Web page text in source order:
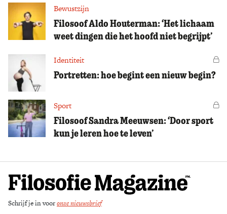
Bewustzijn
Filosoof Aldo Houterman: ‘Het lichaam
weet dingen die het hoofd niet begrijpt’
Identiteit
Portretten: hoe begint een nieuw begin?
Sport
Filosoof Sandra Meeuwsen: ‘Door sport
kun je leren hoe te leven’
Schrijf je in vooronze nieuwsbrief